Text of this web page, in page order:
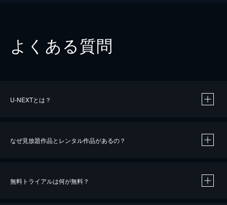
よくある質問
U-NEXTとは？
なぜ見放題作品とレンタル作品があるの？
無料トライアルは何が無料？